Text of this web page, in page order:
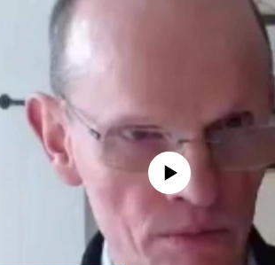
No media source currently